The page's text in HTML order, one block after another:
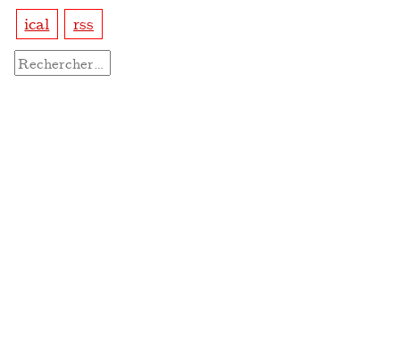
ical rss
Rechercher :